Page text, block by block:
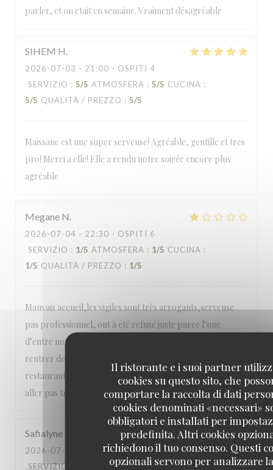
Il ristorante e i suoi partner
cookies su questo sito, che
comportare la raccolta di dati
cookies denominati «necessari»
obbligatori e installati per
predefinita. Altri cookies
richiedono il tuo consenso. Questi
opzionali servono per analizzare
parler, et on etait en semaine. Vraiment désagréable
SIHEM H
2026-07-03 - 21:00 - OSPITI 4
SERVIZIO : 5/5 ATMOSFERA : 5/5 CUCINA :
5/5 QUALITÀ / PREZZO : 5/5
Maissane est une super serveuse! Agréable, gentille et tres
pro! Merci a elle! Elle a rendu notre soirée encore plus
agréable
Megane N
2026-07-04 - 22:30 - OSPITI 6
SERVIZIO : 1/5 ATMOSFERA : 1/5 CUCINA :
1/5 QUALITÀ / PREZZO : 1/5
Mauvais accueil,les vigiles sont très arrogants,serveuse
pas professionnel, ont à été refusé juste parce l’une
d’entre nous avait des sandales ,pendant qu’il faisait
rentrer des filles en sandales .je pense que c’est un
restaurant qui a un bon accueil que en vers les arabes n’y
aller pas très déçu !!!!
Safialyne
2026-07-03
- 21:30 - OSPITI 2
SERVIZIO
ATMOSFERA: 5/5 CUCINA: